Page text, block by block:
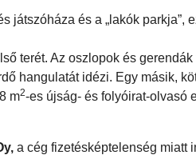
és a „lakók parkja”,
terét. Az oszlopok és
hangulatát idézi. Egy másik,
m2-es újság- és folyóirat-olvasó
a cég fizetésképtelenség miatt